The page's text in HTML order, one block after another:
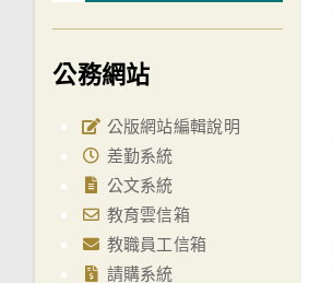
公務網站
公版網站編輯說明
差勤系統
公文系統
教育雲信箱
教職員工信箱
請購系統